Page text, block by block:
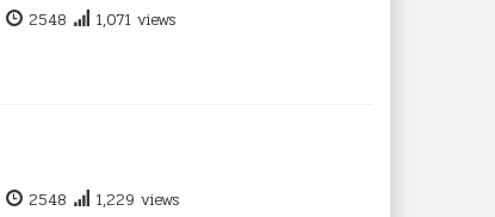
2548
1,071 views
2548
1,229 views